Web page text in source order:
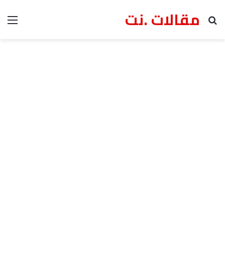
مقالات .نت
بحث عن